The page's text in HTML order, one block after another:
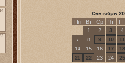
Сентябрь
Пн
Вт Ср Чт
Пт
1
2 3
4
7
8 9 10
11
14
15 16 17
18
21
22 23 24
25